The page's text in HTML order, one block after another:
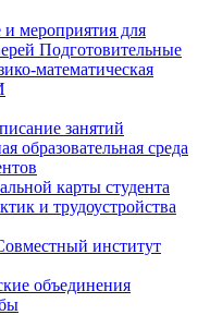
мероприятия для
Подготовительные
математическая
занятий
образовательная среда
карты студента
и трудоустройства
институт
объединения